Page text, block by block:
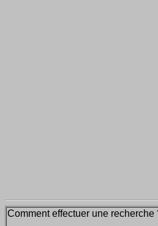
Comment effectuer une recherche